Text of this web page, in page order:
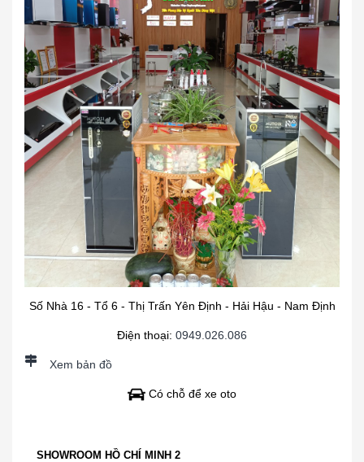
Số Nhà 16 - Tổ 6 - Thị Trấn Yên Định - Hải Hậu - Nam Định
Điện thoại: 0949.026.086
Xem bản đồ
Có chỗ để xe oto
SHOWROOM HỒ CHÍ MINH 2